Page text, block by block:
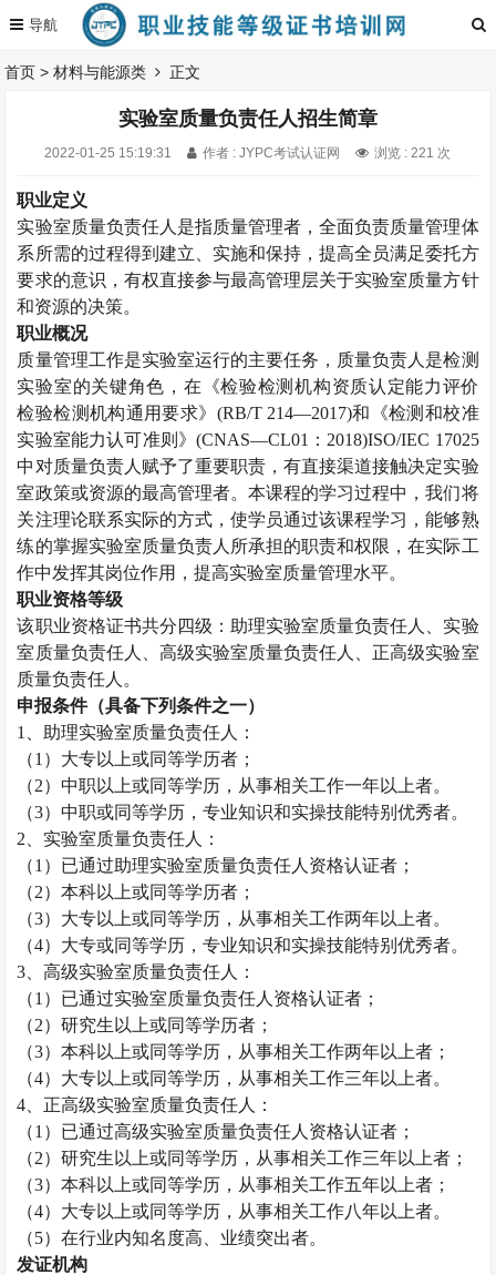
首页 >材料与能源类 正文
实验室质量负责任人招生简章
2022-01-25 15:19:31 作者 : JYPC考试认证网 浏览 : 221 次
职业定义
实验室质量负责任人是指质量管理者，全面负责质量管理体
系所需的过程得到建立、实施和保持，提高全员满足委托方
要求的意识，有权直接参与最高管理层关于实验室质量方针
和资源的决策。
职业概况
质量管理工作是实验室运行的主要任务，质量负责人是检测
实验室的关键角色，在《检验检测机构资质认定能力评价
检验检测机构通用要求》 (RB/T 214—2017)和《检测和校准
实验室能力认可准则》(CNAS—CL01 ： 2018)ISO/IEC 17025
中对质量负责人赋予了重要职责，有直接渠道接触决定实验
室政策或资源的最高管理者。本课程的学习过程中，我们将
关注理论联系实际的方式，使学员通过该课程学习，能够熟
练的掌握实验室质量负责人所承担的职责和权限，在实际工
作中发挥其岗位作用，提高实验室质量管理水平。
职业资格等级
该职业资格证书共分四级：助理实验室质量负责任人、实验
室质量负责任人、高级实验室质量负责任人、正高级实验室
质量负责任人。
申报条件（具备下列条件之一）
1
、助理实验室质量负责任人：
（1 ）大专以上或同等学历者；
（2）中职以上或同等学历，从事相关工作一年以上者。
（3）中职或同等学历，专业知识和实操技能特别优秀者。
2 、实验室质量负责任人：
（1 ）已通过助理实验室质量负责任人资格认证者；
（2）本科以上或同等学历者；
（3）大专以上或同等学历，从事相关工作两年以上者。
（4）大专或同等学历，专业知识和实操技能特别优秀者。
3 、高级实验室质量负责任人：
（1 ）已通过实验室质量负责任人资格认证者；
（2）研究生以上或同等学历者；
（3）本科以上或同等学历，从事相关工作两年以上者；
（4）大专以上或同等学历，从事相关工作三年以上者。
4 、正高级实验室质量负责任人：
（1 ）已通过高级实验室质量负责任人资格认证者；
（2）研究生以上或同等学历，从事相关工作三年以上者；
（3）本科以上或同等学历，从事相关工作五年以上者；
（4）大专以上或同等学历，从事相关工作八年以上者。
（5）在行业内知名度高、业绩突出者。
发证机构